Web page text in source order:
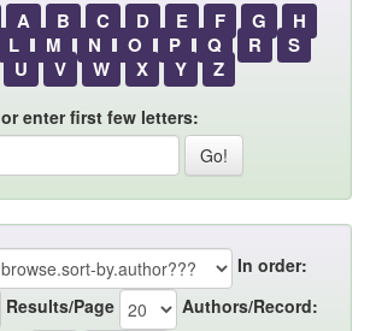
A B C D E F G
H
L M N O P Q R
S
U V W X Y Z
or enter first few letters:
In order:
Results/Page
Authors/Record: